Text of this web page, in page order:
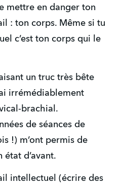
mettre en danger ton
: ton corps. Même si tu
c’est ton corps qui le
un truc très bête
irrémédiablement
brachial.
de séances de
!) m’ont permis de
d’avant.
intellectuel (écrire des